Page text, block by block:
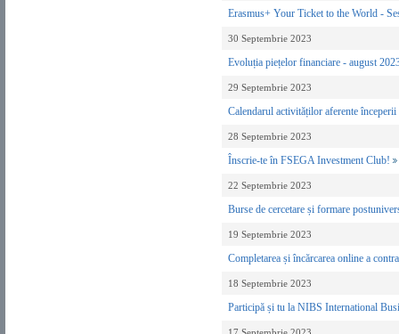
Erasmus+ Your Ticket to the World -
30 Septembrie 2023
Evoluția piețelor financiare - august
29 Septembrie 2023
Calendarul activităților aferente
28 Septembrie 2023
Înscrie-te în FSEGA Investment Club!
22 Septembrie 2023
Burse de cercetare și formare
19 Septembrie 2023
Completarea și încărcarea online a
18 Septembrie 2023
Participă și tu la NIBS International